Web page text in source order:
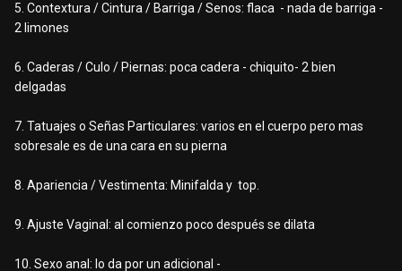
5. Contextura / Cintura / Barriga / Senos: flaca - nada de barriga -
2 limones
6. Caderas / Culo / Piernas: poca cadera - chiquito- 2 bien
delgadas
7. Tatuajes o Señas Particulares: varios en el cuerpo pero mas
sobresale es de una cara en su pierna
8. Apariencia / Vestimenta: Minifalda y top.
9. Ajuste Vaginal: al comienzo poco después se dilata
10. Sexo anal: lo da por un adicional -